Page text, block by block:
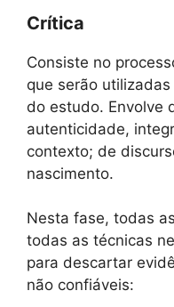
Crítica
Consiste no
que serão
do estudo. Envolve
autenticidade,
contexto; de
nascimento.
Nesta fase, todas
todas as técnicas
para descartar
não confiáveis: